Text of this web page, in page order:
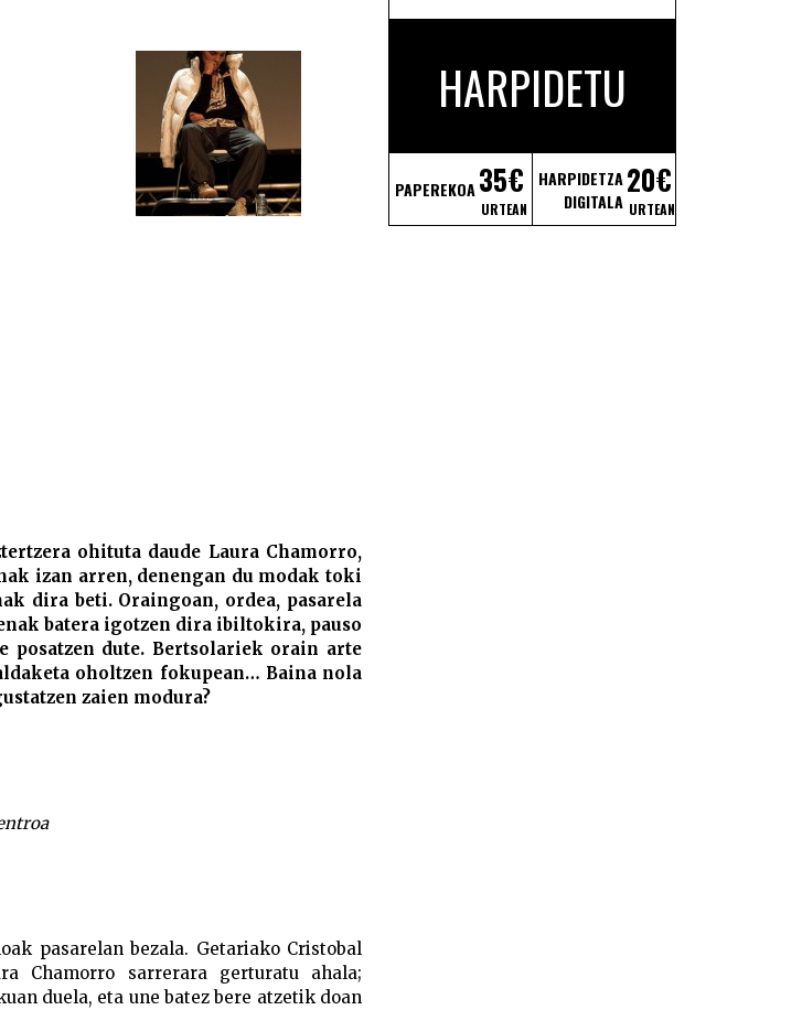
ohituta daude Laura Chamorro,
izan arren, denengan du modak toki
dira beti. Oraingoan, ordea, pasarela
batera igotzen dira ibiltokira, pauso
posatzen dute. Bertsolariek orain arte
oholtzen fokupean… Baina nola
zaien modura?
pasarelan bezala. Getariako Cristobal
Chamorro sarrerara gerturatu ahala;
duela, eta une batez bere atzetik doan
HARPIDETU
PAPEREKOA35€
URTEAN
HARPIDETZA
DIGITALA
20€
URTEAN